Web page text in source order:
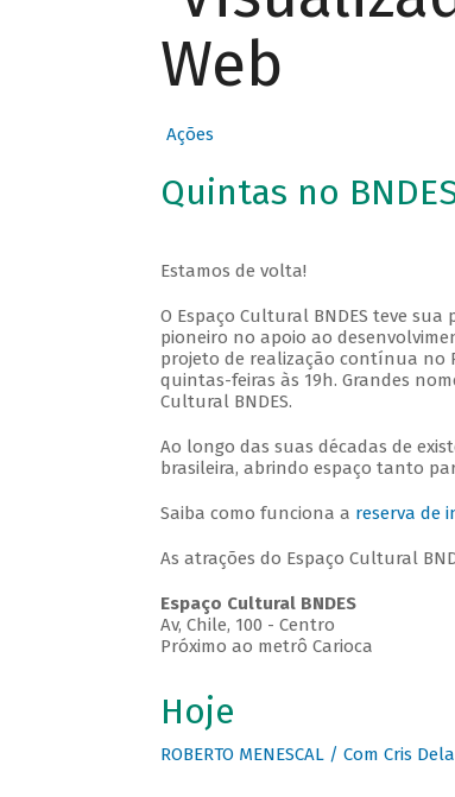
Web
Ações
Quintas no
Estamos de volta!
O Espaço Cultural BNDES teve
pioneiro no apoio ao
projeto de realização contínua no
quintas-feiras às 19h. Grandes
Cultural BNDES.
Ao longo das suas décadas de
brasileira, abrindo espaço tanto
Saiba como funciona a reserva de
As atrações do Espaço Cultural
Espaço Cultural BNDES
Av, Chile, 100 - Centro
Próximo ao metrô Carioca
Hoje
ROBERTO MENESCAL / Com Cris